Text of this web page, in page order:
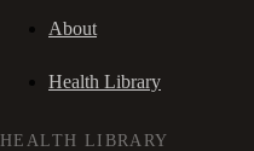
About
Health Library
HEALTH LIBRARY